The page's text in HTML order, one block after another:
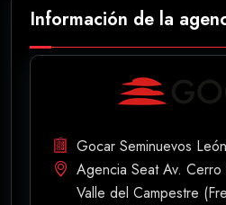
Información de la
Gocar Seminuevos
Agencia Seat Av.
Valle del Campestre